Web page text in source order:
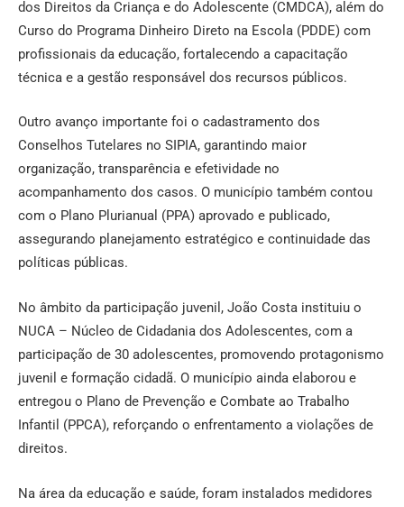
dos Direitos da Criança e do Adolescente (CMDCA), além do
Curso do Programa Dinheiro Direto na Escola (PDDE) com
profissionais da educação, fortalecendo a capacitação
técnica e a gestão responsável dos recursos públicos.
Outro avanço importante foi o cadastramento dos
Conselhos Tutelares no SIPIA, garantindo maior
organização, transparência e efetividade no
acompanhamento dos casos. O município também contou
com o Plano Plurianual (PPA) aprovado e publicado,
assegurando planejamento estratégico e continuidade das
políticas públicas.
No âmbito da participação juvenil, João Costa instituiu o
NUCA – Núcleo de Cidadania dos Adolescentes, com a
participação de 30 adolescentes, promovendo protagonismo
juvenil e formação cidadã. O município ainda elaborou e
entregou o Plano de Prevenção e Combate ao Trabalho
Infantil (PPCA), reforçando o enfrentamento a violações de
direitos.
Na área da educação e saúde, foram instalados medidores